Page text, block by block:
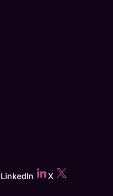
LinkedIn X